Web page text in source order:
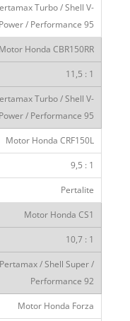
Turbo / Shell V-
Power / Performance 95
Motor Honda CBR150RR
11,5 : 1
Turbo / Shell V-
Power / Performance 95
Motor Honda CRF150L
9,5 : 1
Pertalite
Motor Honda CS1
10,7 : 1
Pertamax / Shell Super /
Performance 92
Motor Honda Forza